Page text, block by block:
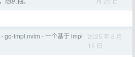
› go-impl.nvim - 一个基于 impl
2025 年 6 月
15 日